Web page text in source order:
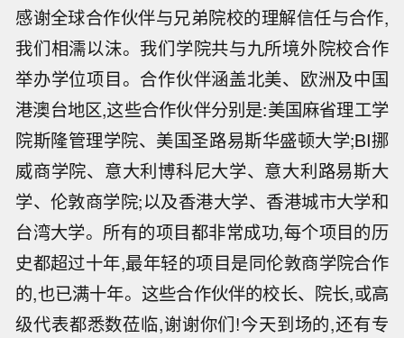
感谢全球合作伙伴与兄弟院校的理解信任与合作,
我们相濡以沫。我们学院共与九所境外院校合作
举办学位项目。合作伙伴涵盖北美、欧洲及中国
港澳台地区,这些合作伙伴分别是:美国麻省理工学
院斯隆管理学院、美国圣路易斯华盛顿大学;BI挪
威商学院、意大利博科尼大学、意大利路易斯大
学、伦敦商学院;以及香港大学、香港城市大学和
台湾大学。所有的项目都非常成功,每个项目的历
史都超过十年,最年轻的项目是同伦敦商学院合作
的,也已满十年。这些合作伙伴的校长、院长,或高
级代表都悉数莅临,谢谢你们!今天到场的,还有专